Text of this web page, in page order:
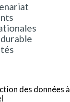
des données à